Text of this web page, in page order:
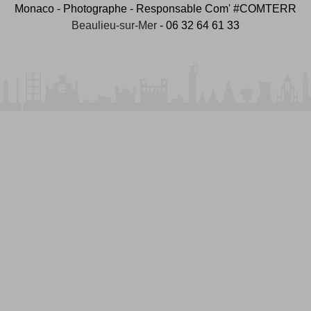
Monaco - Photographe - Responsable Com' #COMTERR
Beaulieu-sur-Mer - 06 32 64 61 33